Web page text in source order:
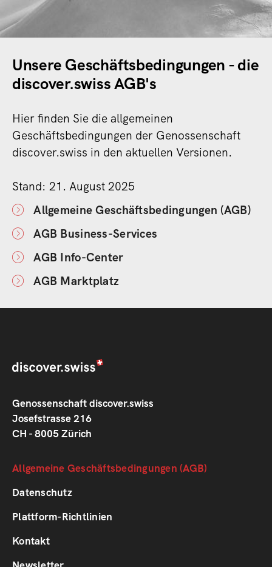
Unsere Geschäftsbedingungen - die
discover.swiss AGB's
Hier finden Sie die allgemeinen
Geschäftsbedingungen der Genossenschaft
discover.swiss in den aktuellen Versionen.
Stand: 21. August 2025
Allgemeine Geschäftsbedingungen (AGB)
AGB Business-Services
AGB Info-Center
AGB Marktplatz
Genossenschaft discover.swiss
Josefstrasse 216
CH - 8005 Zürich
Footer
1
Allgemeine Geschäftsbedingungen (AGB)
Datenschutz
Plattform-Richtlinien
Footer
2
Kontakt